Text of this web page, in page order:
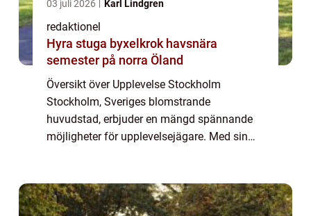
03 juli 2026 Karl Lindgren
redaktionel
Hyra stuga byxelkrok havsnära
semester på norra Öland
Översikt över Upplevelse Stockholm
Stockholm, Sveriges blomstrande
huvudstad, erbjuder en mängd spännande
möjligheter för upplevelsejägare. Med sin
möjligheter att utforska...